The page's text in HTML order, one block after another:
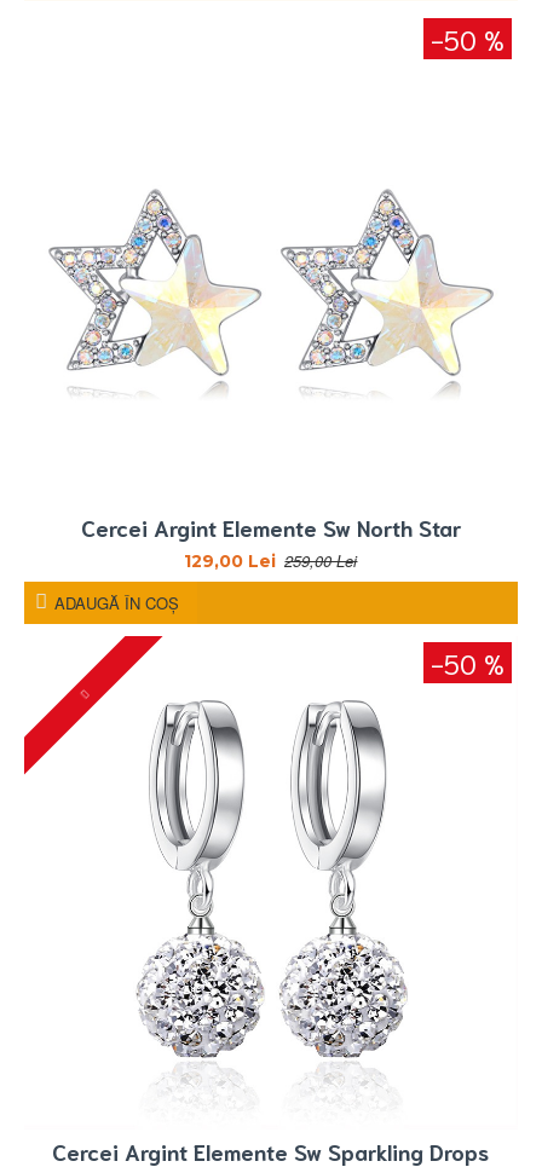
-50 %
Cercei Argint Elemente Sw North Star
129,00 Lei 259,00 Lei
ADAUGĂ ÎN COŞ
-50 %
Cercei Argint Elemente Sw Sparkling Drops